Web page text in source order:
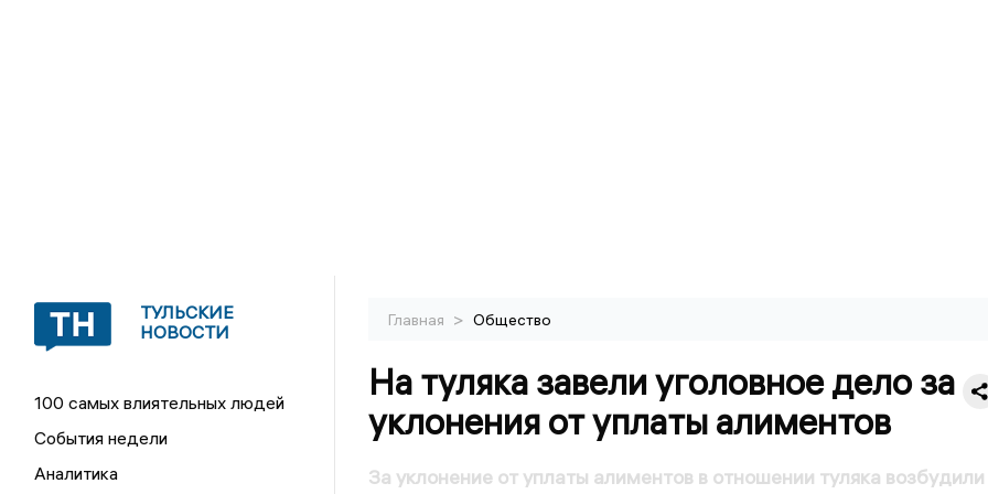
ТУЛЬСКИЕ
НОВОСТИ
100 самых влиятельных людей
События недели
Аналитика
Главная > Общество
На туляка завели уголовное дело за
уклонения от уплаты алиментов
За уклонение от уплаты алиментов в отношении туляка возбудили